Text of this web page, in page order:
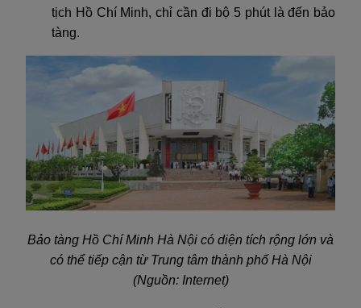
tịch Hồ Chí Minh, chỉ cần đi bộ 5 phút là đến bảo
tàng.
Bảo tàng Hồ Chí Minh Hà Nội có diện tích rộng lớn và
có thể tiếp cận từ Trung tâm thành phố Hà Nội
(Nguồn: Internet)